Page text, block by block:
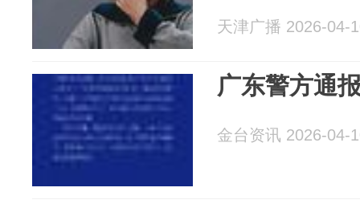
天津广播 2026-04-
广东警方通
金台资讯 2026-04-